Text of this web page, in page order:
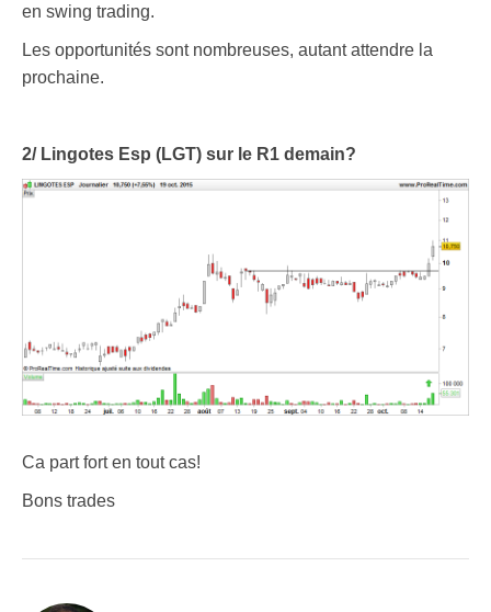
en swing trading.
Les opportunités sont nombreuses, autant attendre la
prochaine.
2/ Lingotes Esp (LGT) sur le R1 demain?
Ca part fort en tout cas!
Bons trades